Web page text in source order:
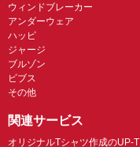
ウィンドブレーカー
アンダーウェア
ハッピ
ジャージ
ブルゾン
ビブス
その他
関連サービス
オリジナルTシャツ作成のUP-T